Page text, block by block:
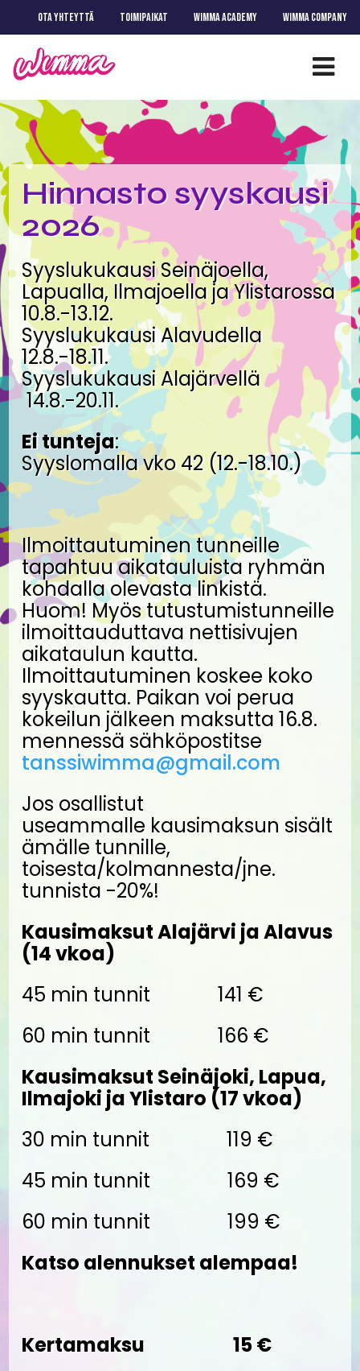
OTA YHTEYTTÄ TOIMIPAIKAT WIMMA ACADEMY WIMMA COMPANY
Hinnasto syyskausi
2026
Syyslukukausi Seinäjoella,
Lapualla, Ilmajoella ja Ylistarossa
10.8.-13.12.
Syyslukukausi Alavudella
12.8.-18.11.
Syyslukukausi Alajärvellä
14.8.-20.11.
Ei tunteja:
Syyslomalla vko 42 (12.-18.10.)
Ilmoittautuminen tunneille
tapahtuu aikatauluista ryhmän
kohdalla olevasta linkistä.
Huom! Myös tutustumistunneille
ilmoittauduttava nettisivujen
aikataulun kautta.
Ilmoittautuminen koskee koko
syyskautta. Paikan voi perua
kokeilun jälkeen maksutta 16.8.
mennessä sähköpostitse
tanssiwimma@gmail.com
Jos osallistut
useammalle kausimaksun sisält
ämälle tunnille,
toisesta/kolmannesta/jne.
tunnista -20%!
Kausimaksut Alajärvi ja Alavus
(14 vkoa)
45 min tunnit 141 €
60 min tunnit 166 €
Kausimaksut Seinäjoki, Lapua,
Ilmajoki ja Ylistaro (17 vkoa)
30 min tunnit 119 €
45 min tunnit 169 €
60 min tunnit 199 €
Katso alennukset alempaa!
Kertamaksu 15 €